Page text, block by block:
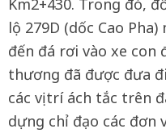
lộ 279D (dốc Cao
đến đá rơi vào xe con
thương đã được đưa
các vị trí ách tắc trên
dựng chỉ đạo các đơn